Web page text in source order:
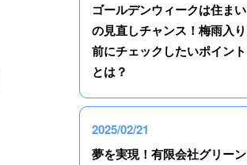
ゴールデンウィークは住まい
の見直しチャンス！梅雨入り
前にチェックしたいポイント
とは？
2025/02/21
夢を実現！有限会社グリーン